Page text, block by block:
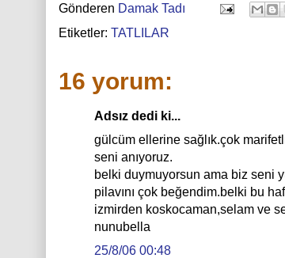
Gönderen Damak Tadı
Etiketler: TATLILAR
16 yorum:
Adsız dedi ki...
gülcüm ellerine sağlık.çok
seni anıyoruz.
belki duymuyorsun ama biz seni
pilavını çok beğendim.belki bu
izmirden koskocaman,selam ve
nunubella
25/8/06 00:48